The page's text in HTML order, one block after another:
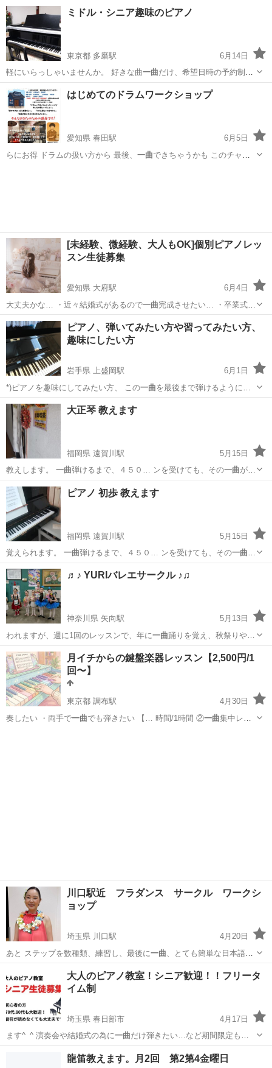
東京 世田谷区 ピアノ
ミドル・シニア趣味のピアノ
東京都 多磨駅
6月14日
軽にいらっしゃいませんか。 好きな曲一曲だけ、希望日時の予約制な
ら等、色々なご…
東京 府中市 多磨駅 ピアノ ミドル
はじめてのドラムワークショップ
愛知県 春田駅
6月5日
らにお得 ドラムの扱い方から 最後、 一曲できちゃうかも このチャン
[未経験、微経験、大人もOK]個別ピアノレッ
スン生徒募集
愛知県 大府駅
6月4日
大丈夫かな… ・近々結婚式があるので一曲完成させたい… ・卒業式ま
でに伴奏を弾…
愛知 大府市 レッスン
ピアノ、弾いてみたい方や習ってみたい方、
趣味にしたい方
岩手県 上盛岡駅
6月1日
*)ピアノを趣味にしてみたい方、 この一曲を最後まで弾けるようにな
りたい、 合唱…
岩手 盛岡市 上盛岡駅 ピアノ
大正琴 教えます
福岡県 遠賀川駅
5月15日
教えします。 一曲弾けるまで、４５０… ンを受けても、その一曲が弾
けないときは、… 方法ですから、一曲覚えると、２曲目、… どはし
ません。♥️一曲 弾けるようになる …
福岡 遠賀郡 遠賀川駅 音楽
ピアノ 初歩 教えます
福岡県 遠賀川駅
5月15日
覚えられます。 一曲弾けるまで、４５０… ンを受けても、その一曲が
弾けないときは、… 方法ですから、一曲覚えると、２曲目、… どは
しません。♥️一曲 弾けるようになる …
福岡 遠賀郡 ピアノ レッスン
♬♪ YURIバレエサークル ♪♫
神奈川県 矢向駅
5月13日
われますが、週に1回のレッスンで、年に一曲踊りを覚え、秋祭りやク
リスマス会、おさ…
神奈川 横浜市 矢向駅 バレエ サークル
月イチからの鍵盤楽器レッスン【2,500円/1
回〜】
東京都 調布駅
4月30日
奏したい ・両手で一曲 でも弾きたい 【… 時間/1時間 ②一曲集中レッ
川口駅近 フラダンス サークル ワークシ
ョップ
埼玉県 川口駅
4月20日
あと ステップを数種類、練習し、最後に一曲 、とても簡単な日本語曲
を踊ります。 ま…
川口駅 フラダンス フラ
大人のピアノ教室！シニア歓迎！！フリータ
イム制
埼玉県 春日部市
4月17日
ます^_^ 演奏会や結婚式の為に一曲だけ弾きたい…など期間限定も大
歓迎です… 春日部市 ピアノ ピアノレッスン
龍笛教えます。月2回 第2第4金曜日